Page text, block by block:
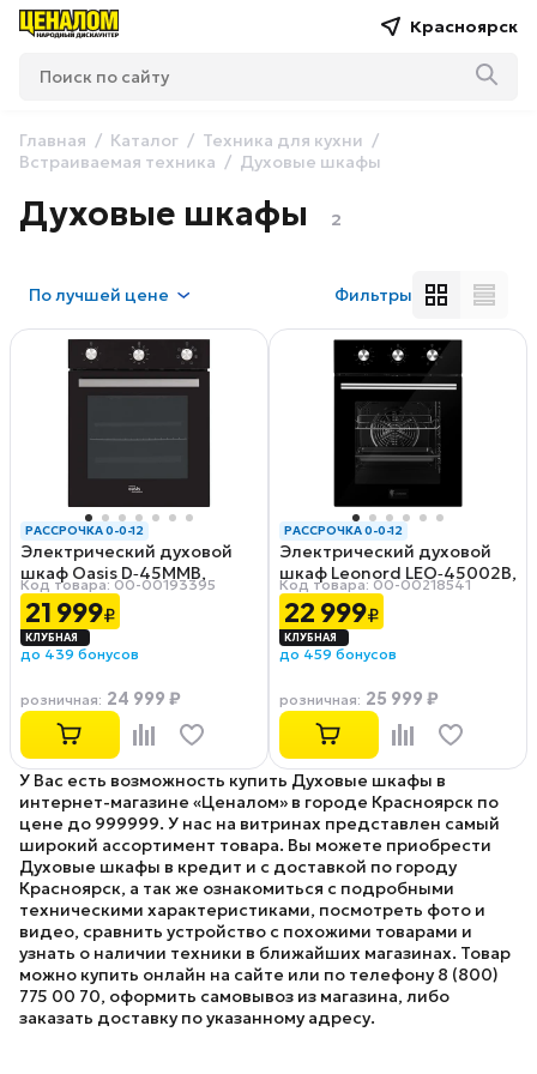
Красноярск
Главная Каталог
Техника для кухни
Встраиваемая техника
Духовые шкафы
Духовые шкафы 2
Получшей цене Фильтры
РАССРОЧКА 0-0-12
Электрический духовой
шкаф Oasis D‑45MMB,
черный
Код товара: 00-00193395
21 999₽
до 439 бонусов
розничная: 24 999 ₽
РАССРОЧКА 0-0-12
Электрический духовой
шкаф Leonord LEO‑45002B,
черный
Код товара: 00-00218541
22 999₽
до 459 бонусов
розничная: 25 999 ₽
У Вас есть возможность купить Духовые шкафы в
интернет-магазине «Ценалом» в городе Красноярск по
цене до 999999. У нас на витринах представлен самый
широкий ассортимент товара. Вы можете приобрести
Духовые шкафы в кредит и с доставкой по городу
Красноярск, а так же ознакомиться с подробными
техническими характеристиками, посмотреть фото и
видео, сравнить устройство с похожими товарами и
узнать о наличии техники в ближайших магазинах. Товар
можно купить онлайн на сайте или по телефону 8 (800)
775 00 70, оформить самовывоз из магазина, либо
заказать доставку по указанному адресу.